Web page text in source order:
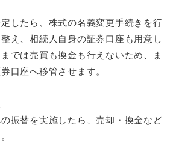
したら、株式の名義変更手続きを行
え、相続人自身の証券口座も用意し
では売買も換金も行えないため、ま
口座へ移管させます。
振替を実施したら、売却・換金など